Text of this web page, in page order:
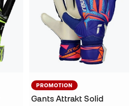
PROMOTION
Gants Attrakt Solid